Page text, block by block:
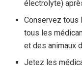
électrolyte)
Conservez tous
tous les
et des animaux
Jetez les